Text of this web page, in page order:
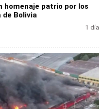
homenaje patrio por los
de Bolivia
1 día